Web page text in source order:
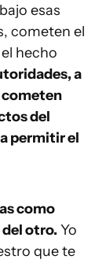
esas
cometen el
hecho
a
cometen
del
permitir el
como
otro. Yo
que te